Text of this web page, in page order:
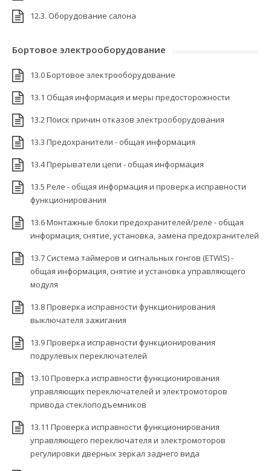
12.3. Оборудование салона
Бортовое электрооборудование
13.0 Бортовое электрооборудование
13.1 Общая информация и меры предосторожности
13.2 Поиск причин отказов электрооборудования
13.3 Предохранители - общая информация
13.4 Прерыватели цепи - общая информация
13.5 Реле - общая информация и проверка исправности
функционирования
13.6 Монтажные блоки предохранителей/реле - общая
информация, снятие, установка, замена предохранителей
13.7 Система таймеров и сигнальных гонгов (ETWIS) -
общая информация, снятие и установка управляющего
модуля
13.8 Проверка исправности функционирования
выключателя зажигания
13.9 Проверка исправности функционирования
подрулевых переключателей
13.10 Проверка исправности функционирования
управляющих переключателей и электромоторов
привода стеклоподъемников
13.11 Проверка исправности функционирования
управляющего переключателя и электромоторов
регулировки дверных зеркал заднего вида